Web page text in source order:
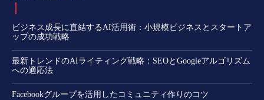
ビジネス成長に直結するAI活用術：小規模ビジネスとスタートア
ップの成功戦略
最新トレンドのAIライティング戦略：SEOとGoogleアルゴリズム
への適応法
Facebookグループを活用したコミュニティ作りのコツ